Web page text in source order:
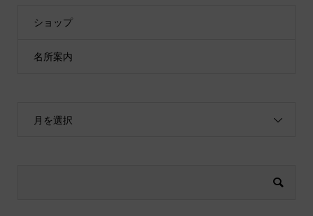
ショップ
名所案内
月を選択